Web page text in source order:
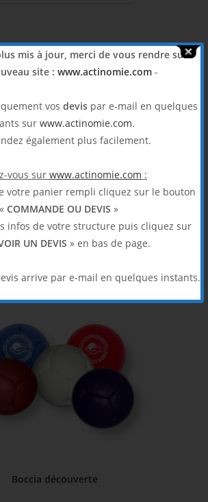
Envoyer ce produit par e-mail
Partager sur Pinterest
Boccia découverte
mis à jour, merci de vous rendre sur
site : www.actinomie.com-
vos devispar e-mail en quelques
sur www.actinomie.com.
également plus facilement.
vous sur www.actinomie.com :
votre panier rempli cliquez sur le bouton
« COMMANDE OU DEVIS »
infos de votre structure puis cliquez sur
UN DEVIS » en bas de page.
arrive par e-mail en quelques instants.